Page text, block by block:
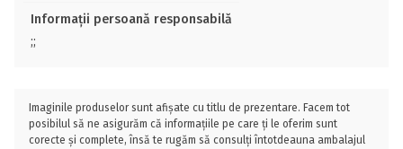
Informații persoană responsabilă
;;
Imaginile produselor sunt afișate cu titlu de prezentare. Facem tot
posibilul să ne asigurăm că informațiile pe care ți le oferim sunt
corecte și complete, însă te rugăm să consulți întotdeauna ambalajul